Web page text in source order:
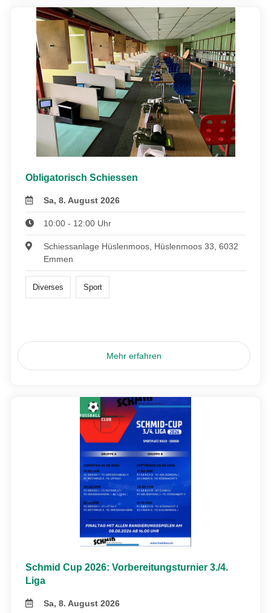
Obligatorisch Schiessen
Sa, 8. August 2026
10:00 - 12:00 Uhr
Schiessanlage Hüslenmoos, Hüslenmoos 33, 6032
Emmen
Diverses Sport
Mehr erfahren
Schmid Cup 2026: Vorbereitungsturnier 3./4.
Liga
Sa, 8. August 2026